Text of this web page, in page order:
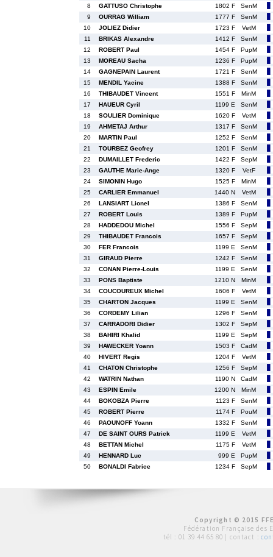
8
GATTUSO Christophe 1802 F
SenM
9
OURRAG William 1777 F
SenM
10
JOLIEZ Didier 1723 F
VetM
11
BRIKAS Alexandre 1412 F
SenM
12
ROBERT Paul 1454 F
PupM
13
MOREAU Sacha 1236 F
PupM
14
GAGNEPAIN Laurent 1721 F
SenM
15
MENDIL Yacine 1388 F
SenM
16
THIBAUDET Vincent 1551 F
MinM
17
HAUEUR Cyril 1199 E
SenM
18
SOULIER Dominique 1620 F
VetM
19
AHMETAJ Arthur 1317 F
SenM
20
MARTIN Paul 1252 F
SenM
21
TOURBEZ Geofrey 1201 F
SenM
22
DUMAILLET Frederic 1422 F
SepM
23
GAUTHE Marie-Ange 1320 F
VetF
24
SIMONIN Hugo 1525 F
MinM
25
CARLIER Emmanuel 1440 N
VetM
26
LANSIART Lionel 1386 F
SenM
27
ROBERT Louis 1389 F
PupM
28
HADDEDOU Michel 1556 F
SepM
29
THIBAUDET Francois 1657 F
SepM
30
FER Francois 1199 E
SenM
31
GIRAUD Pierre 1242 F
SenM
32
CONAN Pierre-Louis 1199 E
SenM
33
PONS Baptiste 1210 N
MinM
34
COUCOUREUX Michel 1606 F
VetM
35
CHARTON Jacques 1199 E
SenM
36
CORDEMY Lilian 1296 F
SenM
37
CARRADORI Didier 1302 F
SepM
38
BAHIRI Khalid 1199 E
SepM
39
HAWECKER Yoann 1503 F
CadM
40
HIVERT Regis 1204 F
VetM
41
CHATON Christophe 1256 F
SepM
42
WATRIN Nathan 1190 N
CadM
43
ESPIN Emile 1200 N
MinM
44
BOKOBZA Pierre 1123 F
SenM
45
ROBERT Pierre 1174 F
PouM
46
PAOUNOFF Yoann 1332 F
SenM
47
DE SAINT OURS Patrick 1199 E
VetM
48
BETTAN Michel 1175 F
VetM
49
HENNARD Luc 999 E
PupM
50
BONALDI Fabrice 1234 F SepM
Copyright © 2015
Fédération Française des
tél : 01 39 44 65 80 | contact :